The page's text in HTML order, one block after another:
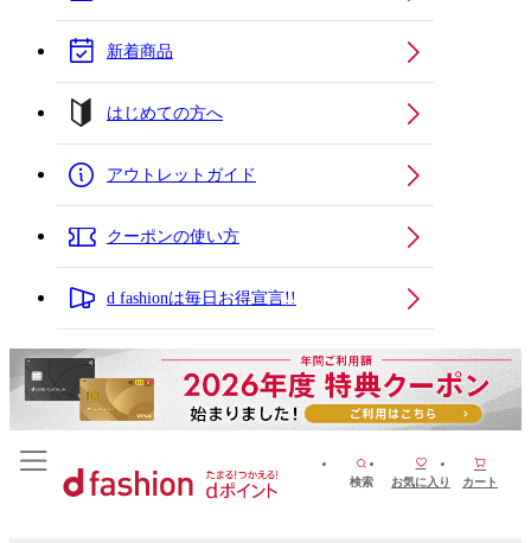
新着商品
はじめての方へ
アウトレットガイド
クーポンの使い方
d fashionは毎日お得宣言!!
検索 お気に入り カート